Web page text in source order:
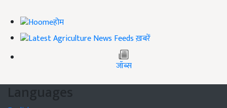
होम
ख़बरें
जॉब्स
Languages